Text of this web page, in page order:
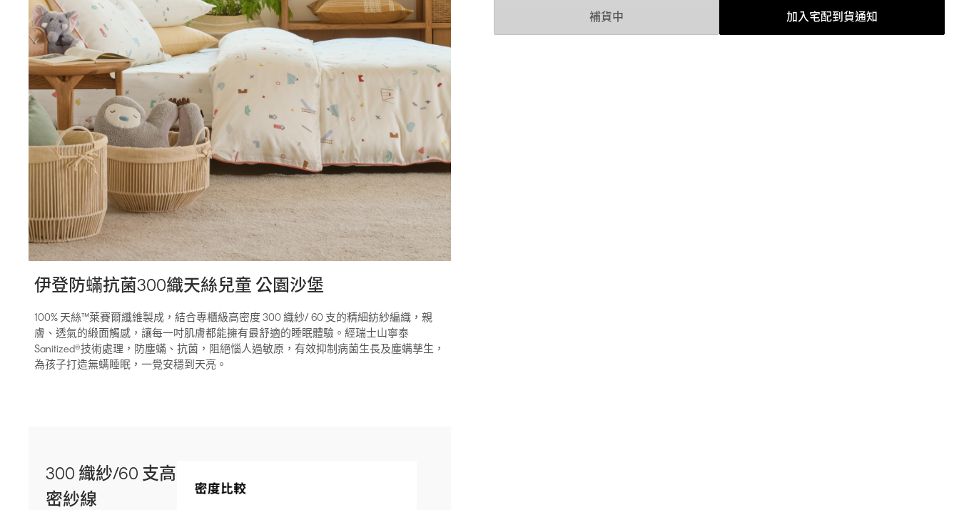
伊登防蟎抗菌300織天絲兒童 公園沙堡
100% 天絲™萊賽爾纖維製成，結合專櫃級高密度 300 織紗/ 60 支的精細紡紗編織，親
膚、透氣的緞面觸感，讓每一吋肌膚都能擁有最舒適的睡眠體驗。經瑞士山寧泰
Sanitized®技術處理，防塵蟎、抗菌，阻絕惱人過敏原，有效抑制病菌生長及塵螨孳生，
為孩子打造無螨睡眠，一覺安穩到天亮。
300 織紗/60 支高
密紗線
補貨中 加入宅配到貨通知